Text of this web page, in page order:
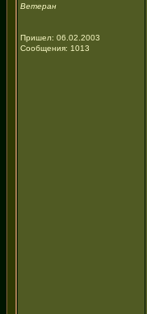
Ветеран
Пришел: 06.02.2003
Сообщения: 1013